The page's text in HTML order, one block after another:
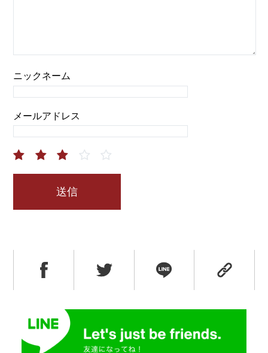
ニックネーム
メールアドレス